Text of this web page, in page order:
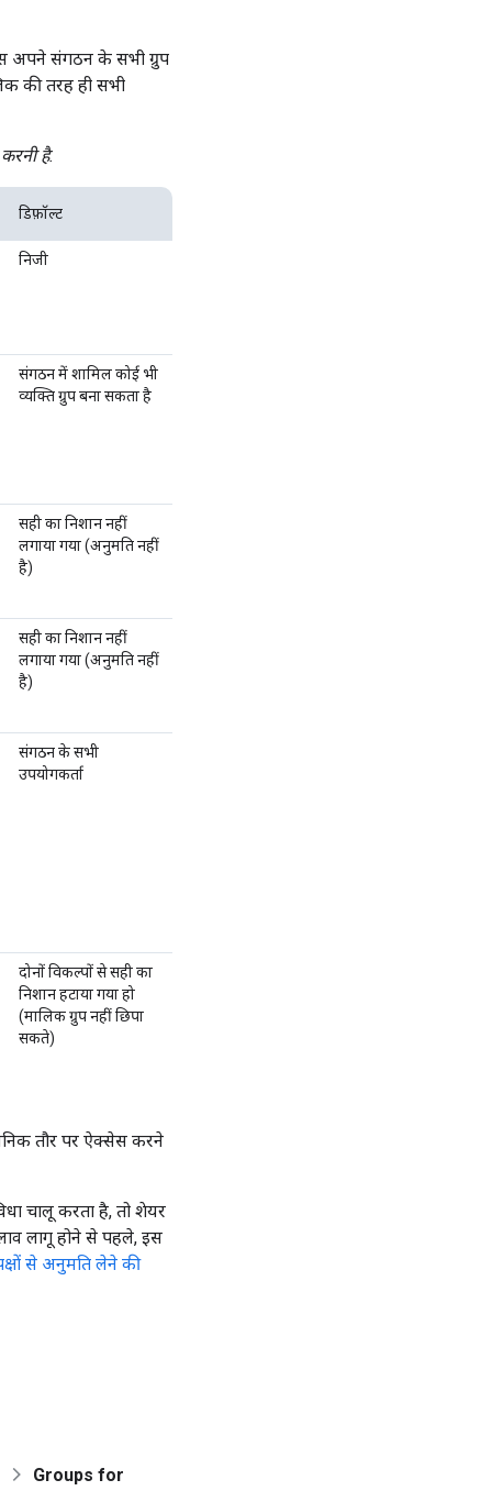
अपने संगठन के सभी ग्रुप
की तरह ही सभी
है.
डिफ़ॉल्ट
निजी
संगठन में शामिल कोई भी
व्यक्ति ग्रुप बना सकता है
सही का निशान नहीं
लगाया गया (अनुमति नहीं
है)
सही का निशान नहीं
लगाया गया (अनुमति नहीं
है)
संगठन के सभी
उपयोगकर्ता
दोनों विकल्पों से सही का
निशान हटाया गया हो
(मालिक ग्रुप नहीं छिपा
सकते)
तौर पर ऐक्सेस करने
चालू करता है, तो शेयर
लागू होने से पहले, इस
से अनुमति लेने की
Groups for